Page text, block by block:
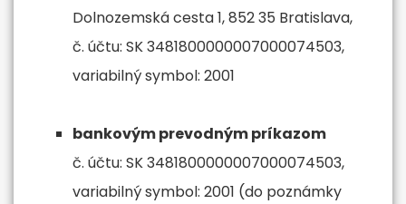
Dolnozemská cesta 1, 852 35 Bratislava,
č. účtu: SK 3481800000007000074503,
variabilný symbol: 2001
bankovým prevodným príkazom
č. účtu: SK 3481800000007000074503,
variabilný symbol: 2001 (do poznámky